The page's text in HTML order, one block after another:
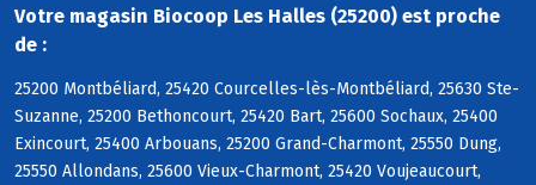
Votre magasin Biocoop Les Halles (25200) est proche
de :
25200 Montbéliard, 25420 Courcelles-lès-Montbéliard, 25630 Ste-
Suzanne, 25200 Bethoncourt, 25420 Bart, 25600 Sochaux, 25400
Exincourt, 25400 Arbouans, 25200 Grand-Charmont, 25550 Dung,
25550 Allondans, 25600 Vieux-Charmont, 25420 Voujeaucourt,